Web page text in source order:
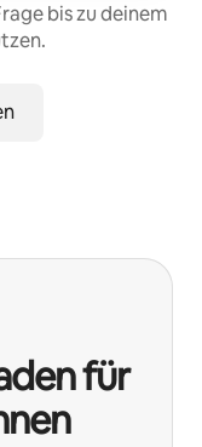
bis zu deinem
für